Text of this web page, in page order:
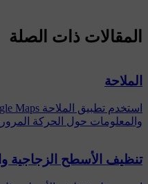
المقالات ذات الصلة
الملاحة
والمعلومات حول الحركة
تنظيف الأسطح الزجاجية